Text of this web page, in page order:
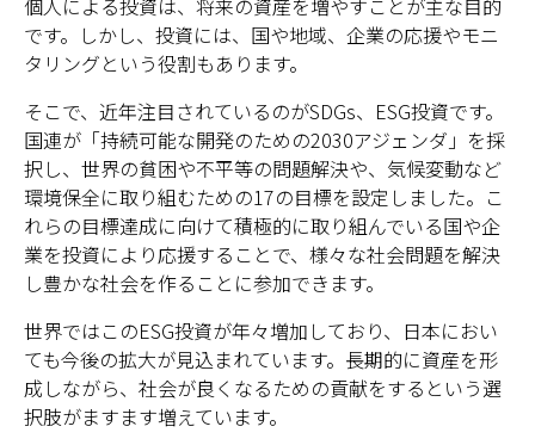
個人による投資は、将来の資産を増やすことが主な目的
です。しかし、投資には、国や地域、企業の応援やモニ
タリングという役割もあります。
そこで、近年注目されているのがSDGs、ESG投資です。
国連が「持続可能な開発のための2030アジェンダ」を採
択し、世界の貧困や不平等の問題解決や、気候変動など
環境保全に取り組むための17の目標を設定しました。こ
れらの目標達成に向けて積極的に取り組んでいる国や企
業を投資により応援することで、様々な社会問題を解決
し豊かな社会を作ることに参加できます。
世界ではこのESG投資が年々増加しており、日本におい
ても今後の拡大が見込まれています。長期的に資産を形
成しながら、社会が良くなるための貢献をするという選
択肢がますます増えています。